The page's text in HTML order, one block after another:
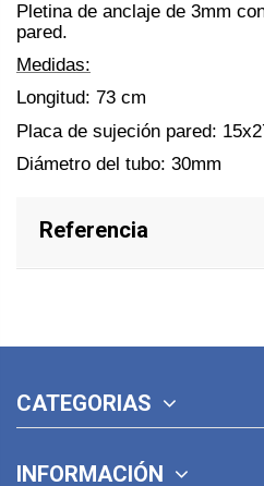
Pletina de anclaje de 3mm
pared.
Medidas:
Longitud: 73 cm
Placa de sujeción pared:
Diámetro del tubo: 30mm
Referencia
CATEGORIAS
INFORMACIÓN